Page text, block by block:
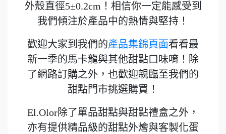
外殼直徑5±0.2cm！相信你一定能感受到
我們傾注於產品中的熱情與堅持！
歡迎大家到我們的產品集錦頁面看看最
新一季的馬卡龍與其他甜點口味唷！除
了網路訂購之外，也歡迎親臨至我們的
甜點門市挑選購買！
El.Olor除了單品甜點與甜點禮盒之外，
亦有提供精品級的甜點外燴與客製化蛋